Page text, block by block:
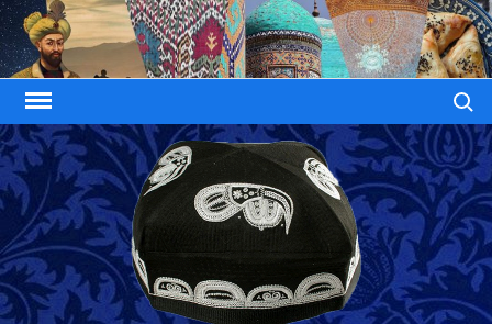
Skip
to
content